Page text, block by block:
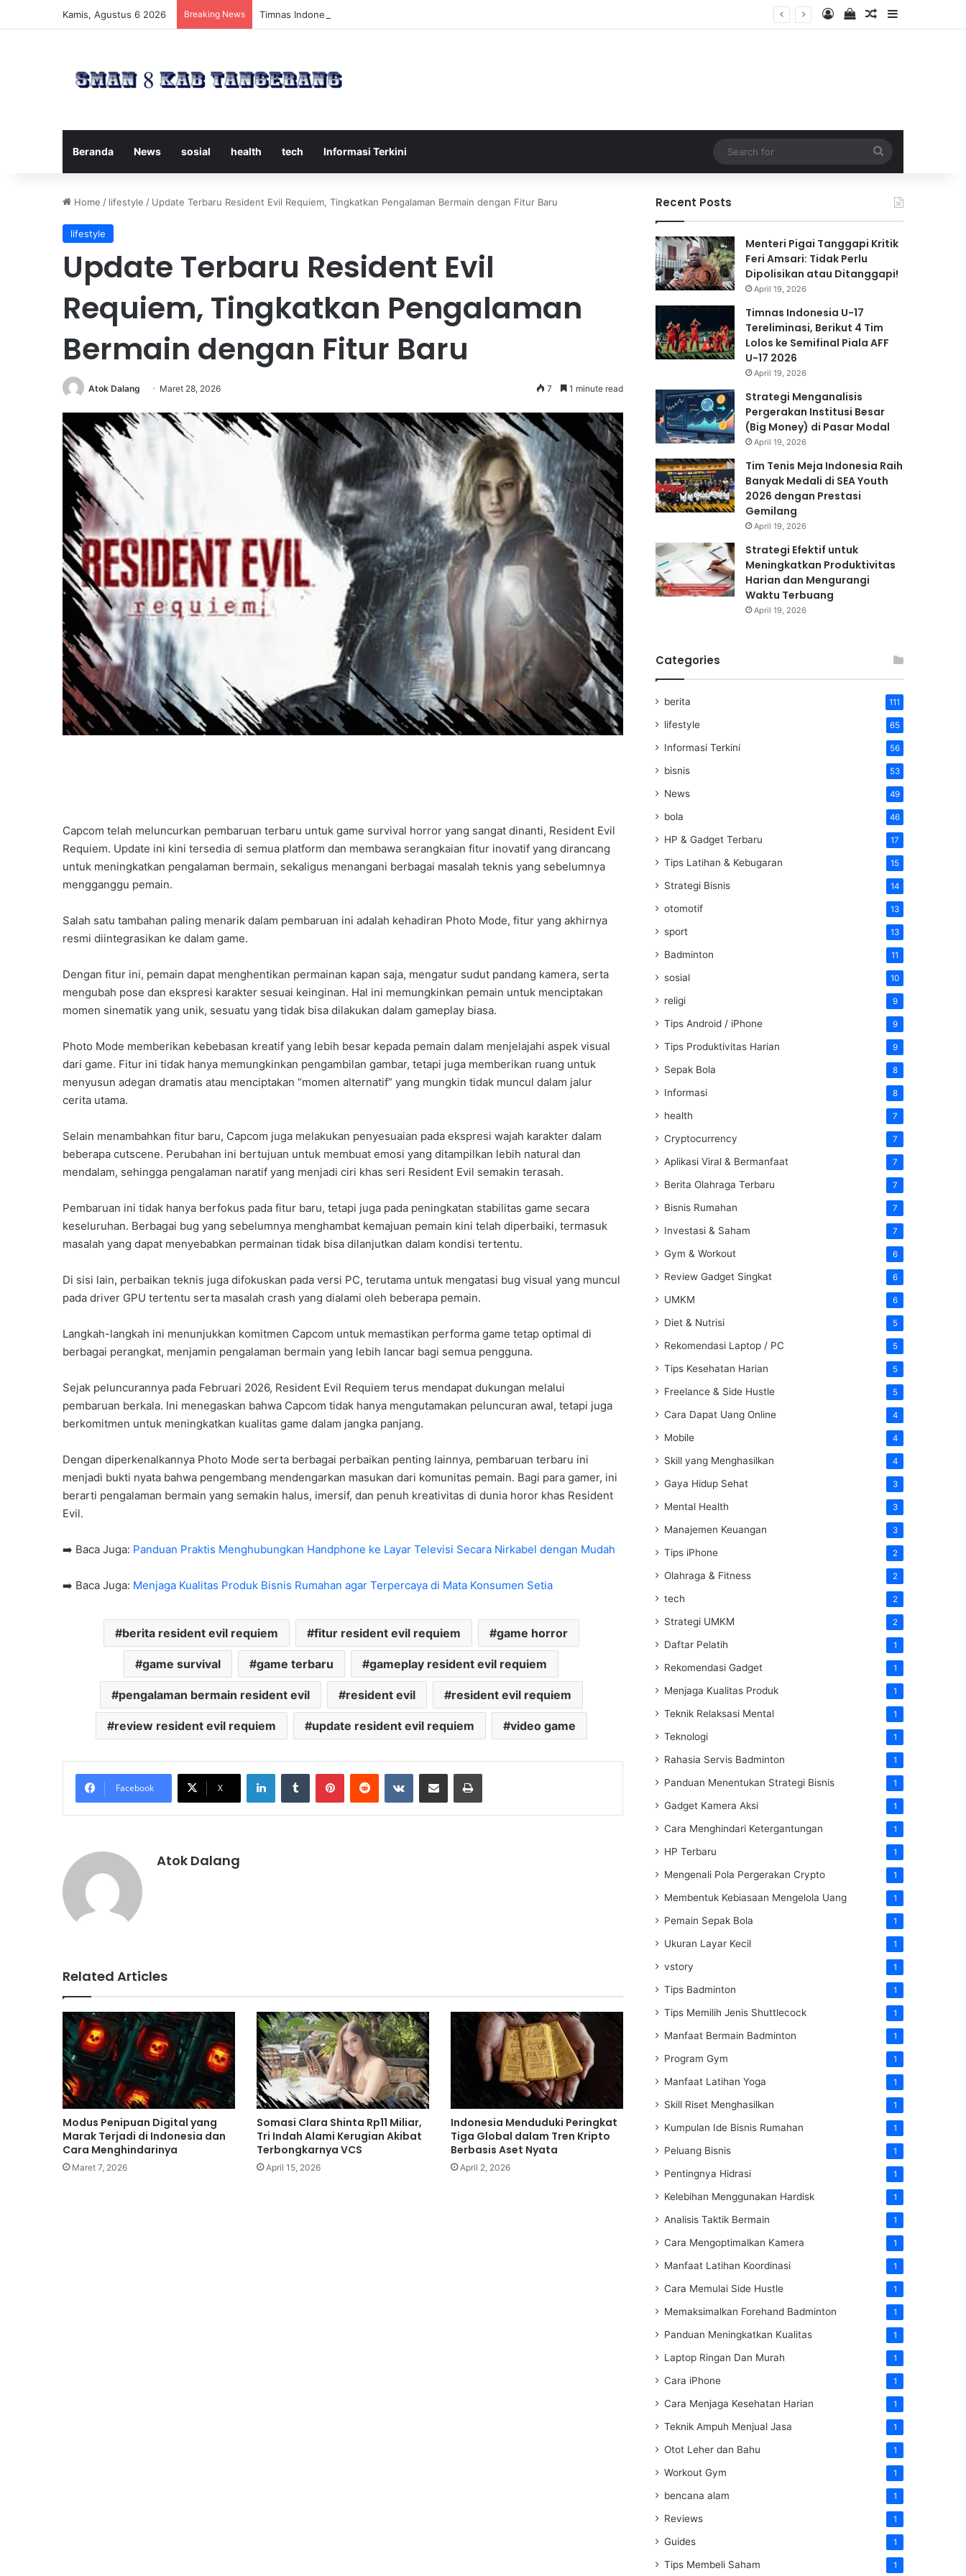
Kamis, Agustus 6 2026 Breaking News Timnas Indonesia U-17 Tereliminasi, Berikut 4 Tim Lolos ke Semifinal Piala AFF U-17 2026 Log InView your
Random Article
Sidebar
Beranda News sosial health tech Informasi Terkini
for
Home / lifestyle / Update Terbaru Resident Evil Requiem, Tingkatkan Pengalaman Bermain dengan Fitur Baru
lifestyle
Update Terbaru Resident Evil
Requiem, Tingkatkan Pengalaman
Bermain dengan Fitur Baru
Atok Dalang Maret 28, 2026 7 1 minute read
Capcom telah meluncurkan pembaruan terbaru untuk game survival horror yang sangat dinanti, Resident Evil
Requiem. Update ini kini tersedia di semua platform dan membawa serangkaian fitur inovatif yang dirancang
untuk meningkatkan pengalaman bermain, sekaligus menangani berbagai masalah teknis yang sebelumnya
mengganggu pemain.
Salah satu tambahan paling menarik dalam pembaruan ini adalah kehadiran Photo Mode, fitur yang akhirnya
resmi diintegrasikan ke dalam game.
Dengan fitur ini, pemain dapat menghentikan permainan kapan saja, mengatur sudut pandang kamera, serta
mengubah pose dan ekspresi karakter sesuai keinginan. Hal ini memungkinkan pemain untuk menciptakan
momen sinematik yang unik, sesuatu yang tidak bisa dilakukan dalam gameplay biasa.
Photo Mode memberikan kebebasan kreatif yang lebih besar kepada pemain dalam menjelajahi aspek visual
dari game. Fitur ini tidak hanya memungkinkan pengambilan gambar, tetapi juga memberikan ruang untuk
menyusun adegan dramatis atau menciptakan “momen alternatif” yang mungkin tidak muncul dalam jalur
cerita utama.
Selain menambahkan fitur baru, Capcom juga melakukan penyesuaian pada ekspresi wajah karakter dalam
beberapa cutscene. Perubahan ini bertujuan untuk membuat emosi yang ditampilkan lebih natural dan
mendalam, sehingga pengalaman naratif yang menjadi ciri khas seri Resident Evil semakin terasah.
Pembaruan ini tidak hanya berfokus pada fitur baru, tetapi juga pada peningkatan stabilitas game secara
keseluruhan. Berbagai bug yang sebelumnya menghambat kemajuan pemain kini telah diperbaiki, termasuk
masalah yang dapat menyebabkan permainan tidak bisa dilanjutkan dalam kondisi tertentu.
Di sisi lain, perbaikan teknis juga difokuskan pada versi PC, terutama untuk mengatasi bug visual yang muncul
pada driver GPU tertentu serta masalah crash yang dialami oleh beberapa pemain.
Langkah-langkah ini menunjukkan komitmen Capcom untuk memastikan performa game tetap optimal di
berbagai perangkat, menjamin pengalaman bermain yang lebih lancar bagi semua pengguna.
Sejak peluncurannya pada Februari 2026, Resident Evil Requiem terus mendapat dukungan melalui
pembaruan berkala. Ini menegaskan bahwa Capcom tidak hanya mengutamakan peluncuran awal, tetapi juga
berkomitmen untuk meningkatkan kualitas game dalam jangka panjang.
Dengan diperkenalkannya Photo Mode serta berbagai perbaikan penting lainnya, pembaruan terbaru ini
menjadi bukti nyata bahwa pengembang mendengarkan masukan dari komunitas pemain. Bagi para gamer, ini
berarti pengalaman bermain yang semakin halus, imersif, dan penuh kreativitas di dunia horor khas Resident
Evil.
➡️ Baca Juga: Panduan Praktis Menghubungkan Handphone ke Layar Televisi Secara Nirkabel dengan Mudah
➡️ Baca Juga: Menjaga Kualitas Produk Bisnis Rumahan agar Terpercaya di Mata Konsumen Setia
berita resident evil requiem fitur resident evil requiem game horror
game survival game terbaru gameplay resident evil requiem
pengalaman bermain resident evil resident evil resident evil requiem
review resident evil requiem update resident evil requiem video game
Facebook X
LinkedInTumblr PinterestReddit VKontakteShare via Email Print
Atok Dalang
Related Articles
Modus Penipuan Digital yang
Marak Terjadi di Indonesia dan
Cara Menghindarinya
Maret 7, 2026
Somasi Clara Shinta Rp11 Miliar,
Tri Indah Alami Kerugian Akibat
Terbongkarnya VCS
April 15, 2026
Indonesia Menduduki Peringkat
Tiga Global dalam Tren Kripto
Berbasis Aset Nyata
April 2, 2026
Recent Posts
Menteri Pigai Tanggapi Kritik
Feri Amsari: Tidak Perlu
Dipolisikan atau Ditanggapi!
April 19, 2026
Timnas Indonesia U-17
Tereliminasi, Berikut 4 Tim
Lolos ke Semifinal Piala AFF
U-17 2026
April 19, 2026
Strategi Menganalisis
Pergerakan Institusi Besar
(Big Money) di Pasar Modal
April 19, 2026
Tim Tenis Meja Indonesia Raih
Banyak Medali di SEA Youth
2026 dengan Prestasi
Gemilang
April 19, 2026
Strategi Efektif untuk
Meningkatkan Produktivitas
Harian dan Mengurangi
Waktu Terbuang
April 19, 2026
Categories
berita 111
lifestyle 65
Informasi Terkini 56
bisnis 53
News 49
bola 46
HP & Gadget Terbaru 17
Tips Latihan & Kebugaran 15
Strategi Bisnis 14
otomotif 13
sport 13
Badminton 11
sosial 10
religi 9
Tips Android / iPhone 9
Tips Produktivitas Harian 9
Sepak Bola 8
Informasi 8
health 7
Cryptocurrency 7
Aplikasi Viral & Bermanfaat 7
Berita Olahraga Terbaru 7
Bisnis Rumahan 7
Investasi & Saham 7
Gym & Workout 6
Review Gadget Singkat 6
UMKM 6
Diet & Nutrisi 5
Rekomendasi Laptop / PC 5
Tips Kesehatan Harian 5
Freelance & Side Hustle 5
Cara Dapat Uang Online 4
Mobile 4
Skill yang Menghasilkan 4
Gaya Hidup Sehat 3
Mental Health 3
Manajemen Keuangan 3
Tips iPhone 2
Olahraga & Fitness 2
tech 2
Strategi UMKM 2
Daftar Pelatih 1
Rekomendasi Gadget 1
Menjaga Kualitas Produk 1
Teknik Relaksasi Mental 1
Teknologi 1
Rahasia Servis Badminton 1
Panduan Menentukan Strategi Bisnis 1
Gadget Kamera Aksi 1
Cara Menghindari Ketergantungan 1
HP Terbaru 1
Mengenali Pola Pergerakan Crypto 1
Membentuk Kebiasaan Mengelola Uang 1
Pemain Sepak Bola 1
Ukuran Layar Kecil 1
vstory 1
Tips Badminton 1
Tips Memilih Jenis Shuttlecock 1
Manfaat Bermain Badminton 1
Program Gym 1
Manfaat Latihan Yoga 1
Skill Riset Menghasilkan 1
Kumpulan Ide Bisnis Rumahan 1
Peluang Bisnis 1
Pentingnya Hidrasi 1
Kelebihan Menggunakan Hardisk 1
Analisis Taktik Bermain 1
Cara Mengoptimalkan Kamera 1
Manfaat Latihan Koordinasi 1
Cara Memulai Side Hustle 1
Memaksimalkan Forehand Badminton 1
Panduan Meningkatkan Kualitas 1
Laptop Ringan Dan Murah 1
Cara iPhone 1
Cara Menjaga Kesehatan Harian 1
Teknik Ampuh Menjual Jasa 1
Otot Leher dan Bahu 1
Workout Gym 1
bencana alam 1
Reviews 1
Guides 1
Tips Membeli Saham 1